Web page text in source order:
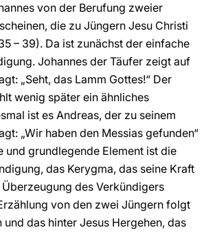
von der Berufung zweier
die zu Jüngern Jesu Christi
– 39). Da ist zunächst der einfache
Johannes der Täufer zeigt auf
„Seht, das Lamm Gottes!“ Der
wenig später ein ähnliches
ist es Andreas, der zu seinem
„Wir haben den Messias gefunden“
und grundlegende Element ist die
das Kerygma, das seine Kraft
des Verkündigers
von den zwei Jüngern folgt
und das hinter Jesus Hergehen, das